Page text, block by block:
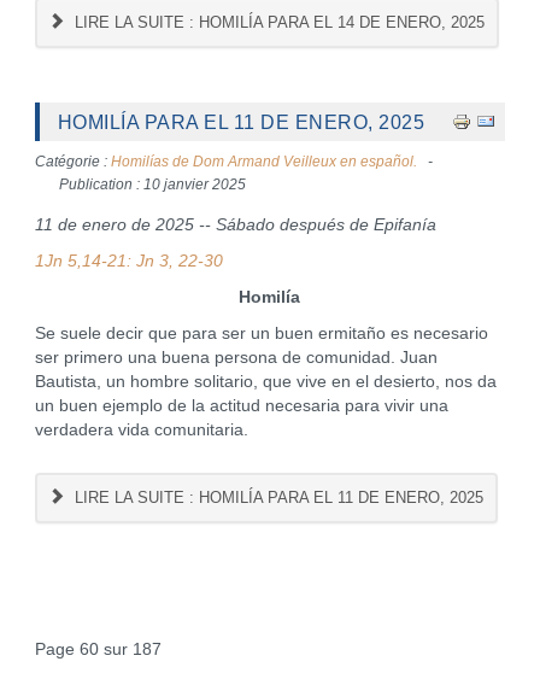
LIRE LA SUITE : HOMILÍA PARA EL 14 DE ENERO, 2025
HOMILÍA PARA EL 11 DE ENERO, 2025
Catégorie : Homilías de Dom Armand Veilleux en español.
Publication : 10 janvier 2025
11 de enero de 2025 -- Sábado después de Epifanía
1Jn 5,14-21: Jn 3, 22-30
Homilía
Se suele decir que para ser un buen ermitaño es necesario
ser primero una buena persona de comunidad. Juan
Bautista, un hombre solitario, que vive en el desierto, nos da
un buen ejemplo de la actitud necesaria para vivir una
verdadera vida comunitaria.
LIRE LA SUITE : HOMILÍA PARA EL 11 DE ENERO, 2025
Page 60 sur 187